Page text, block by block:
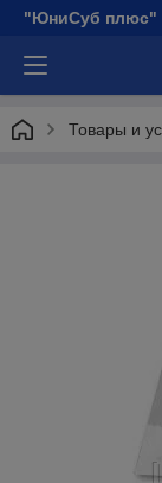
"ЮниСуб
Товары и